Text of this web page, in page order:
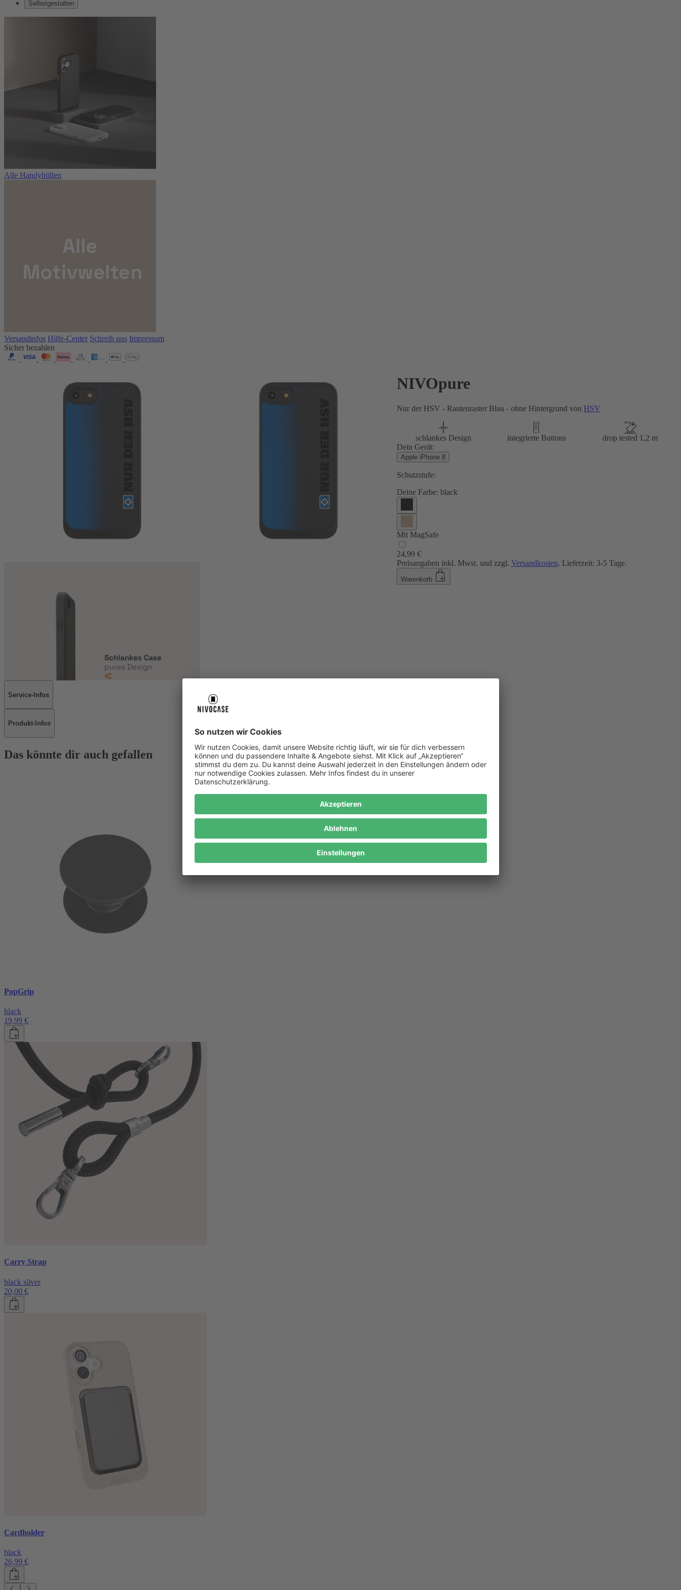
Selbstgestalten
Alle Handyhüllen
Versandinfos Hilfe-Center Schreib uns Impressum
Sicher bezahlen
NIVOpure
Nur der HSV - Rautenraster Blau - ohne Hintergrund von HSV
schlankes Design integrierte Buttons
drop tested 1,2 m
Dein Gerät:
Apple iPhone 8
Schutzstufe:
Deine Farbe: black
Mit MagSafe
24,99 €
Preisangaben inkl. Mwst. und zzgl. Versandkosten. Lieferzeit: 3-5 Tage.
Warenkorb
Service-Infos
Produkt-Infos
Das könnte dir auch gefallen
PopGrip
black
19,99 €
Carry Strap
black silver
20,00 €
Cardholder
black
26,99 €